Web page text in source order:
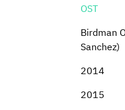
OST
Birdman
Sanchez)
2014
2015